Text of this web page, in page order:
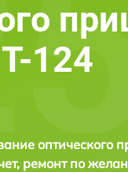
124
оптического
ремонт по